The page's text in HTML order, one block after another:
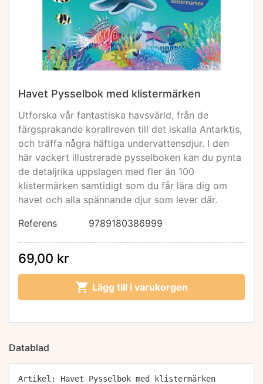
Havet Pysselbok med klistermärken
Utforska vår fantastiska havsvärld, från de
färgsprakande korallreven till det iskalla Antarktis,
och träffa några häftiga undervattensdjur. I den
här vackert illustrerade pysselboken kan du pynta
de detaljrika uppslagen med fler än 100
klistermärken samtidigt som du får lära dig om
havet och alla spännande djur som lever där.
Referens
9789180386999
69,00 kr
 Lägg till i varukorgen
Datablad
Artikel: Havet Pysselbok med klistermärken